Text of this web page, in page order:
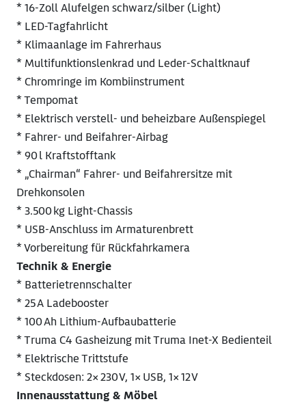
* 16‑Zoll Alufelgen schwarz/silber (Light)
* LED‑Tagfahrlicht
* Klimaanlage im Fahrerhaus
* Multifunktionslenkrad und Leder‑Schaltknauf
* Chromringe im Kombiinstrument
* Tempomat
* Elektrisch verstell‑ und beheizbare Außenspiegel
* Fahrer‑ und Beifahrer‑Airbag
* 90 l Kraftstofftank
* „Chairman“ Fahrer‑ und Beifahrersitze mit
Drehkonsolen
* 3.500 kg Light‑Chassis
* USB‑Anschluss im Armaturenbrett
* Vorbereitung für Rückfahrkamera
Technik & Energie
* Batterietrennschalter
* 25 A Ladebooster
* 100 Ah Lithium‑Aufbaubatterie
* Truma C4 Gasheizung mit Truma Inet‑X Bedienteil
* Elektrische Trittstufe
* Steckdosen: 2× 230 V, 1× USB, 1× 12 V
Innenausstattung & Möbel